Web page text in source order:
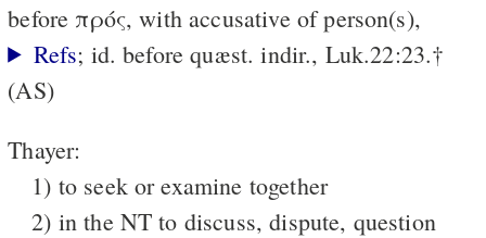
before πρός, with accusative of person(s),
Refs; id. before quæst. indir., Luk.22:23.†
(AS)
Thayer:
1) to seek or examine together
2) in the NT to discuss, dispute, question